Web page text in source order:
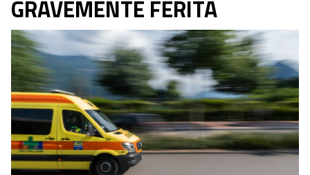
GRAVEMENTE FERITA